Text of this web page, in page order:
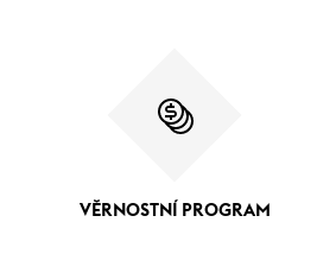
VĚRNOSTNÍ PROGRAM